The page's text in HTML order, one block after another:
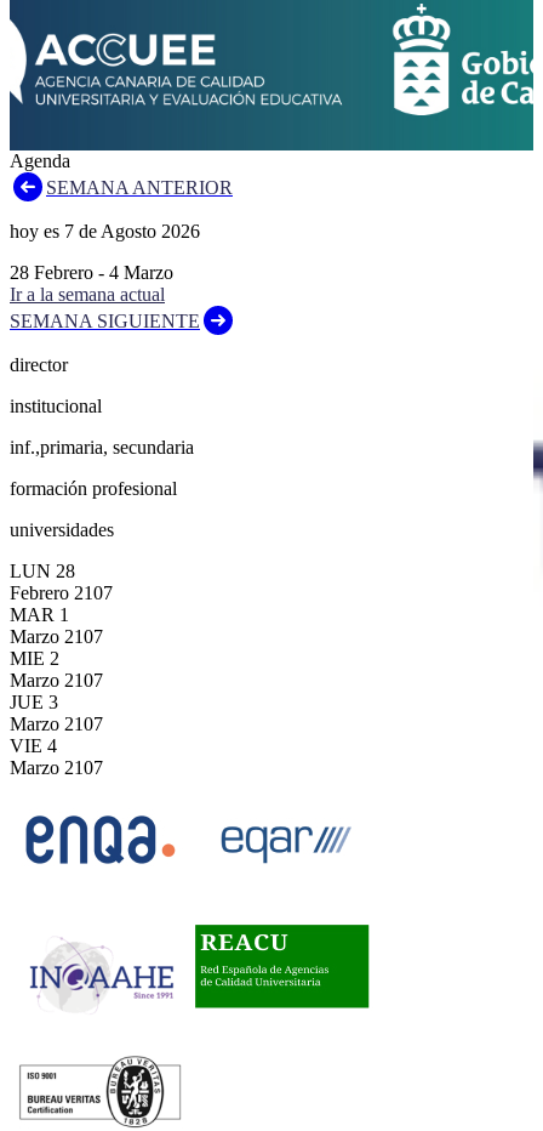
Agenda
SEMANA ANTERIOR
hoy es 7 de Agosto 2026
28 Febrero - 4 Marzo
Ir a la semana actual
SEMANA SIGUIENTE
director
institucional
inf.,primaria, secundaria
formación profesional
universidades
LUN 28
Febrero 2107
MAR 1
Marzo 2107
MIE 2
Marzo 2107
JUE 3
Marzo 2107
VIE 4
Marzo 2107